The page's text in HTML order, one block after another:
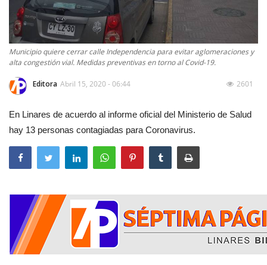
Municipio quiere cerrar calle Independencia para evitar aglomeraciones y
alta congestión vial. Medidas preventivas en torno al Covid-19.
Editora Abril 15, 2020 - 06:44 2601
En Linares de acuerdo al informe oficial del Ministerio de Salud
hay 13 personas contagiadas para Coronavirus.